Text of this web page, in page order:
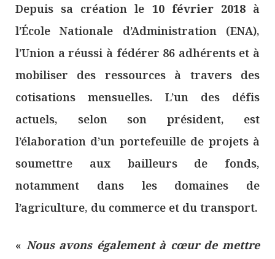
Depuis sa création le 10 février 2018à
l’École Nationale d’Administration (ENA),
l’Union a réussi à fédérer 86 adhérents et à
mobiliser des ressources à travers des
cotisations mensuelles. L’un des défis
actuels, selon son président, est
l’élaboration d’un portefeuille de projets à
soumettre aux bailleurs de fonds,
notamment dans les domaines de
l’agriculture, du commerce et du transport.
« Nous avons également à cœur de mettre